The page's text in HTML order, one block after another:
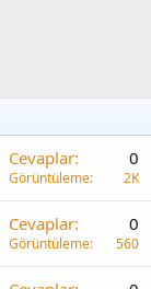
Cevaplar 0
Görüntüleme 2K
Cevaplar 0
Görüntüleme 560